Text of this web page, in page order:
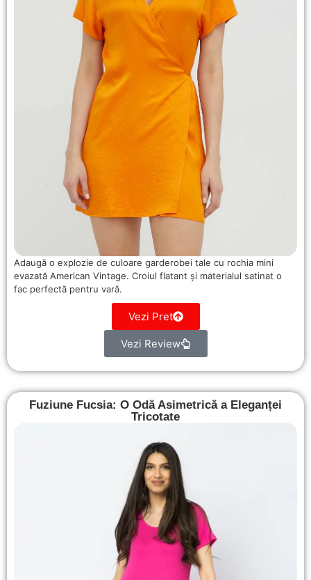
Adaugă o explozie de culoare garderobei tale cu rochia mini
evazată American Vintage. Croiul flatant și materialul satinat o
fac perfectă pentru vară.
Vezi Pret
Vezi Review
Fuziune Fucsia: O Odă Asimetrică a Eleganței
Tricotate